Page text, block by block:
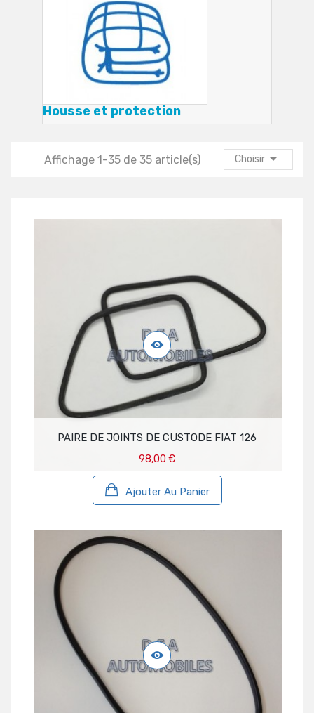
Housse et protection
Choisir 
Affichage 1-35 de 35 article(s)
PAIRE DE JOINTS DE CUSTODE FIAT 126
98,00 €
Ajouter Au Panier